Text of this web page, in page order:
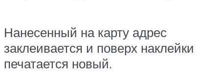
Нанесенный на карту адрес
заклеивается и поверх наклейки
печатается новый.